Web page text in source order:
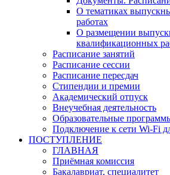
О тематиках
работах
О размещении
квалификационных
Расписание занятий
Расписание сессии
Расписание пересдач
Стипендии и премии
Академический отпуск
Внеучебная деятельность
Образовательные
Подключение к сети Wi-Fi
ПОСТУПЛЕНИЕ
ГЛАВНАЯ
Приёмная комиссия
Бакалавриат, специалитет